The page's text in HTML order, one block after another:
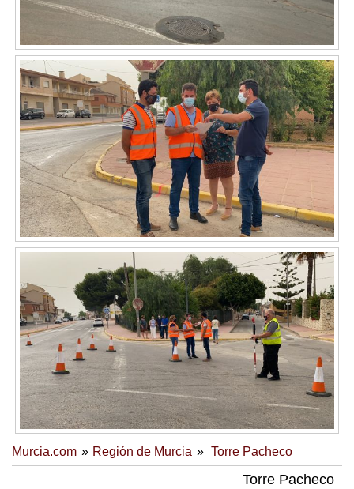
Murcia.com Región de Murcia Torre Pacheco
Torre Pacheco